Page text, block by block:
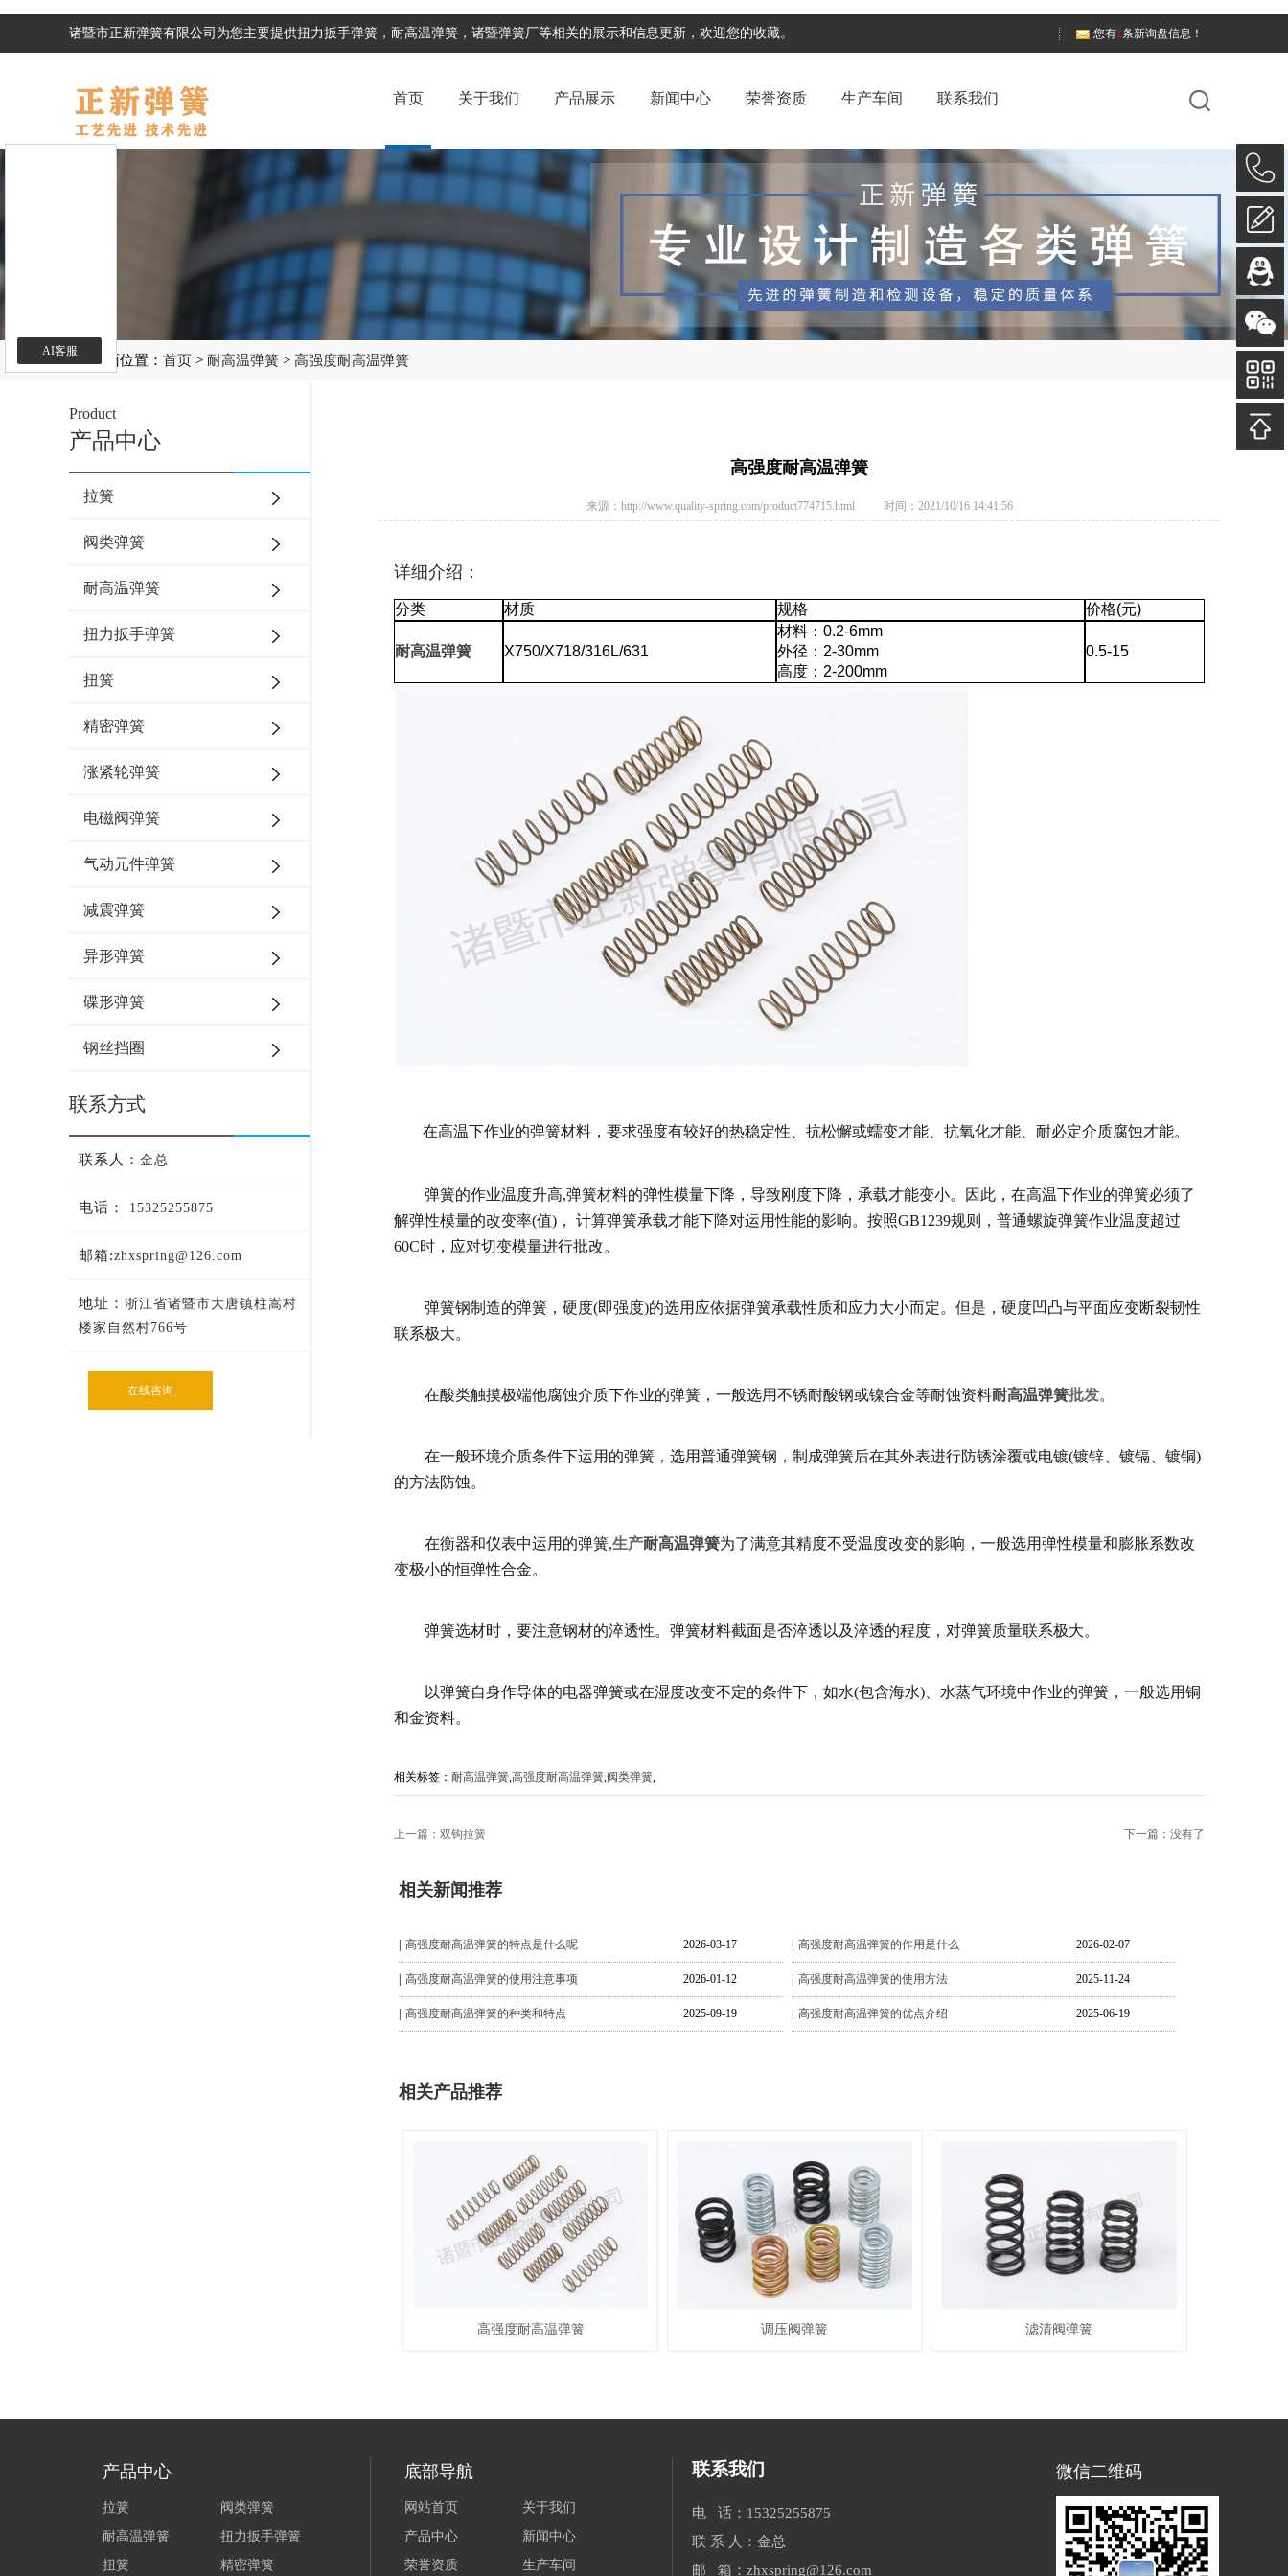
诸暨市正新弹簧有限公司为您主要提供扭力扳手弹簧 ，耐高温弹簧，诸暨弹簧厂等相关的展示和信息更新，欢迎您的收藏。 您有1条新询盘信息！
首页 关于我们 产品展示 新闻中心 荣誉资质 生产车间 联系我们
页面位置： 首页 > 耐高温弹簧 > 高强度耐高温弹簧
产品中心
Product
拉簧
阀类弹簧
耐高温弹簧
扭力扳手弹簧
扭簧
精密弹簧
涨紧轮弹簧
电磁阀弹簧
气动元件弹簧
减震弹簧
异形弹簧
碟形弹簧
钢丝挡圈
联系方式
联系人： 金总
电话： 15325255875
邮箱:zhxspring@126.com
地址： 浙江省诸暨市大唐镇柱嵩村
楼家自然村766号
在线咨询
高强度耐高温弹簧
来源：http://www.quality-spring.com/product774715.html 时间：2021/10/16 14:41:56
详细介绍：
分类 材质 规格 价格(元)
耐高温弹簧 X750/X718/316L/631
材料：0.2-6mm
外径：2-30mm
高度：2-200mm
0.5-15
在高温下作业的弹簧材料，要求强度有较好的热稳定性、抗松懈或蠕变才能、抗氧化才能、耐必定介质腐蚀才能。
弹簧的作业温度升高,弹簧材料的弹性模量下降，导致刚度下降，承载才能变小。因此，在高温下作业的弹簧必须了
解弹性模量的改变率(值)， 计算弹簧承载才能下降对运用性能的影响。按照GB1239规则，普通螺旋弹簧作业温度超过
60C时，应对切变模量进行批改。
弹簧钢制造的弹簧，硬度(即强度)的选用应依据弹簧承载性质和应力大小而定。但是，硬度凹凸与平面应变断裂韧性
联系极大。
在酸类触摸极端他腐蚀介质下作业的弹簧，一般选用不锈耐酸钢或镍合金等耐蚀资料耐高温弹簧批发。
在一般环境介质条件下运用的弹簧，选用普通弹簧钢，制成弹簧后在其外表进行防锈涂覆或电镀(镀锌、镀镉、镀铜)
的方法防蚀。
在衡器和仪表中运用的弹簧,生产耐高温弹簧为了满意其精度不受温度改变的影响，一般选用弹性模量和膨胀系数改
变极小的恒弹性合金。
弹簧选材时，要注意钢材的淬透性。弹簧材料截面是否淬透以及淬透的程度，对弹簧质量联系极大。
以弹簧自身作导体的电器弹簧或在湿度改变不定的条件下，如水(包含海水)、水蒸气环境中作业的弹簧，一般选用铜
和金资料。
相关标签： 耐高温弹簧,高强度耐高温弹簧,阀类弹簧,
上一篇： 双钩拉簧 下一篇： 没有了
相关新闻推荐
高强度耐高温弹簧的特点是什么呢 2026-03-17 高强度耐高温弹簧的作用是什么 2026-02-07
高强度耐高温弹簧的使用注意事项 2026-01-12 高强度耐高温弹簧的使用方法 2025-11-24
高强度耐高温弹簧的种类和特点 2025-09-19 高强度耐高温弹簧的优点介绍 2025-06-19
相关产品推荐
高强度耐高温弹簧 调压阀弹簧 滤清阀弹簧
产品中心
拉簧
阀类弹簧
耐高温弹簧
扭力扳手弹簧
扭簧
精密弹簧
底部导航
网站首页
关于我们
产品中心
新闻中心
荣誉资质
生产车间
联系我们
电 话：15325255875
联 系 人：金总
邮 箱：zhxspring@126.com
微信二维码
AI客服